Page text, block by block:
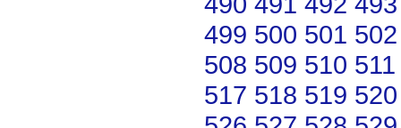
499 500 501 502
508 509 510 511
517 518 519 520